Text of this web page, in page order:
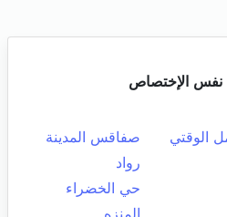
الإختصاص
الوقتي
صفاقس المدينة
رواد
حي الخضراء